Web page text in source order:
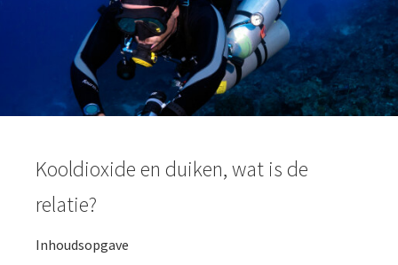
Kooldioxide en duiken, wat is de
relatie?
Inhoudsopgave